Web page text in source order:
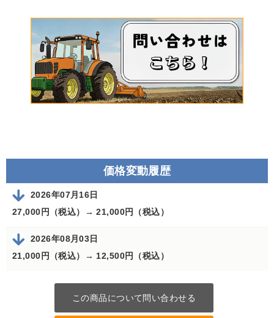
価格変動履歴
2026年07月16日
27,000円（税込）→ 21,000円（税込）
2026年08月03日
21,000円（税込）→ 12,500円（税込）
この商品について問い合わせる